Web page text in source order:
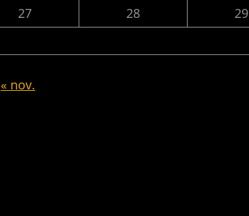
27 28 29
« nov.